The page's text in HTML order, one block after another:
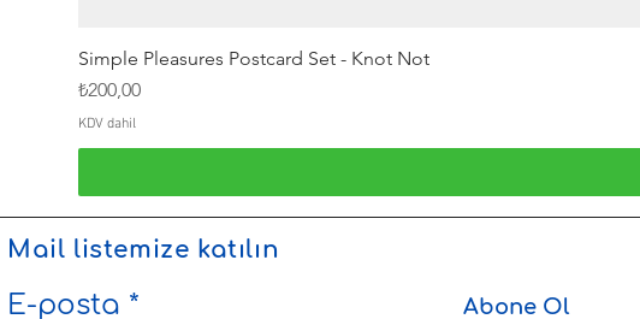
Simple Pleasures Postcard Set - Knot Not
Fiyat
₺200,00
KDV dahil
Mail listemize katılın
E-posta Abone Ol